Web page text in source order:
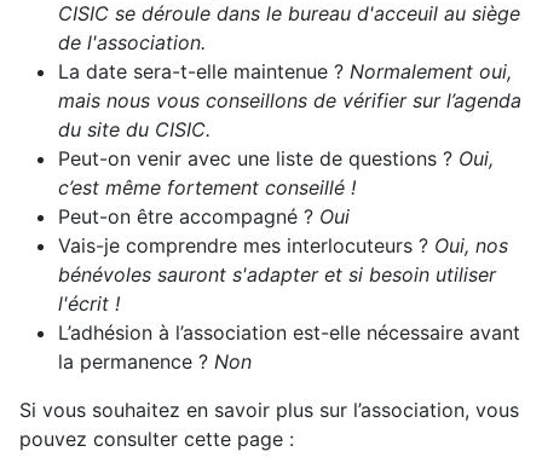
CISIC se déroule dans le bureau d'acceuil au siège
de l'association.
La date sera-t-elle maintenue ? Normalement oui,
mais nous vous conseillons de vérifier sur l’agenda
du site du CISIC.
Peut-on venir avec une liste de questions ? Oui,
c’est même fortement conseillé !
Peut-on être accompagné ? Oui
Vais-je comprendre mes interlocuteurs ? Oui, nos
bénévoles sauront s'adapter et si besoin utiliser
l'écrit !
L’adhésion à l’association est-elle nécessaire avant
la permanence ? Non
Si vous souhaitez en savoir plus sur l’association, vous
pouvez consulter cette page :